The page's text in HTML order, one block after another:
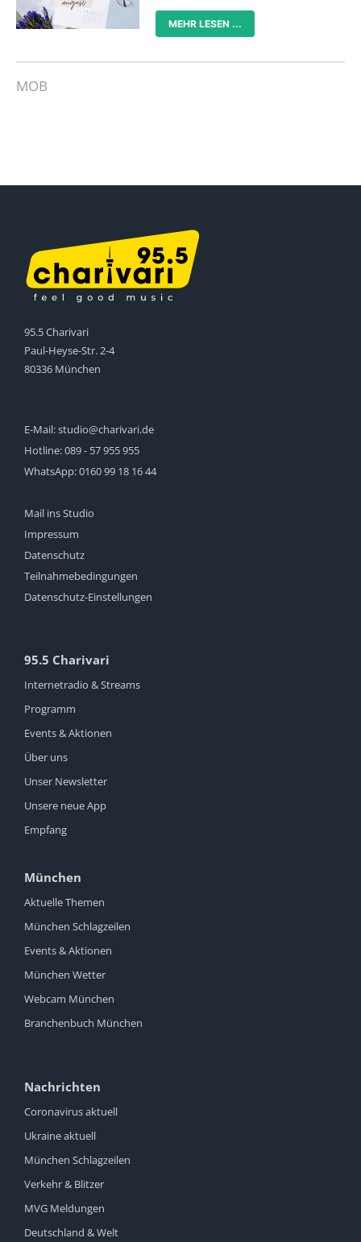
MEHR LESEN ...
MOB
95.5 Charivari
Paul-Heyse-Str. 2-4
80336 München
E-Mail:studio@charivari.de
Hotline:089 - 57 955 955
WhatsApp:0160 99 18 16 44
Mail ins Studio
Impressum
Datenschutz
Teilnahmebedingungen
Datenschutz-Einstellungen
95.5 Charivari
Internetradio & Streams
Programm
Events & Aktionen
Über uns
Unser Newsletter
Unsere neue App
Empfang
München
Aktuelle Themen
München Schlagzeilen
Events & Aktionen
München Wetter
Webcam München
Branchenbuch München
Nachrichten
Coronavirus aktuell
Ukraine aktuell
München Schlagzeilen
Verkehr & Blitzer
MVG Meldungen
Deutschland & Welt